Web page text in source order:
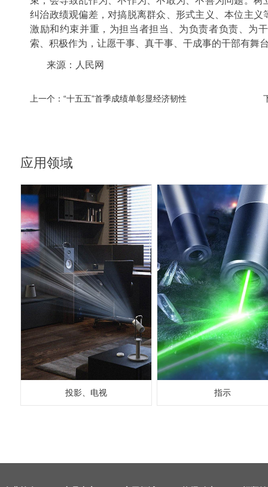
纠治政绩观偏差，对搞脱离群众、形式主义、本位主
激励和约束并重，为担当者担当、为负责者负责、为
索、积极作为，让愿干事、真干事、干成事的干部有舞
来源：人民网
上一个： “十五五”首季成绩单彰显经济韧性
应用领域
投影、电视 指示